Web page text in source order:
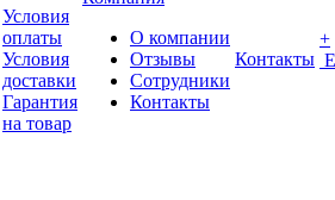
Условия
оплаты
Условия
доставки
Гарантия
на товар
О компании
Отзывы
Сотрудники
Контакты
Контакты
+